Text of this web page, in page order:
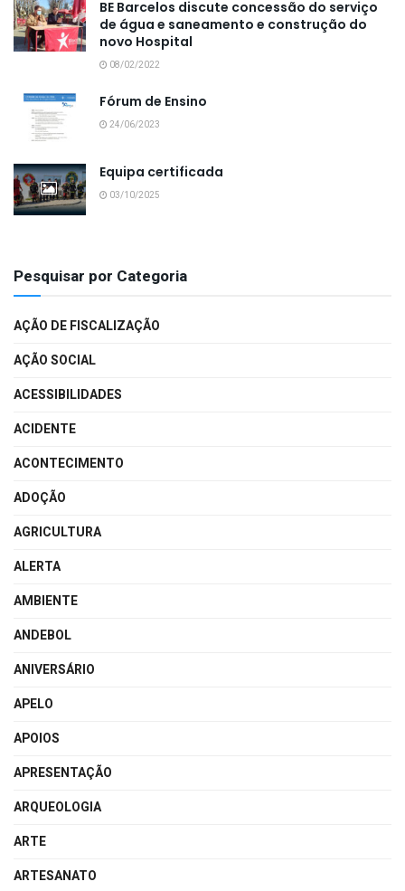
BE Barcelos discute concessão do serviço
de água e saneamento e construção do
novo Hospital
08/02/2022
Fórum de Ensino
24/06/2023
Equipa certificada
03/10/2025
Pesquisar por Categoria
AÇÃO DE FISCALIZAÇÃO
AÇÃO SOCIAL
ACESSIBILIDADES
ACIDENTE
ACONTECIMENTO
ADOÇÃO
AGRICULTURA
ALERTA
AMBIENTE
ANDEBOL
ANIVERSÁRIO
APELO
APOIOS
APRESENTAÇÃO
ARQUEOLOGIA
ARTE
ARTESANATO